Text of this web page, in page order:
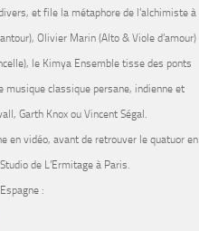
et file la métaphore de l’alchimiste à
Olivier Marin (Alto & Viole d’amour)
le Kimya Ensembletisse des ponts
classique persane, indienne et
Garth Knox ou Vincent Ségal.
en vidéo, avant de retrouver le quatuor en
de L’Ermitage à Paris
: